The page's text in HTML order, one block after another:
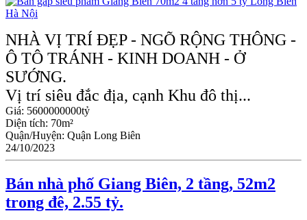
NHÀ VỊ TRÍ ĐẸP - NGÕ RỘNG THÔNG -
Ô TÔ TRÁNH - KINH DOANH - Ở
SƯỚNG.
Vị trí siêu đắc địa, cạnh Khu đô thị...
Giá: 5600000000tỷ
Diện tích: 70m²
Quận/Huyện: Quận Long Biên
24/10/2023
Bán nhà phố Giang Biên, 2 tầng, 52m2
trong đê, 2.55 tỷ.